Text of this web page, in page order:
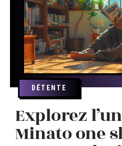
DÉTENTE
Explorez
Minato one